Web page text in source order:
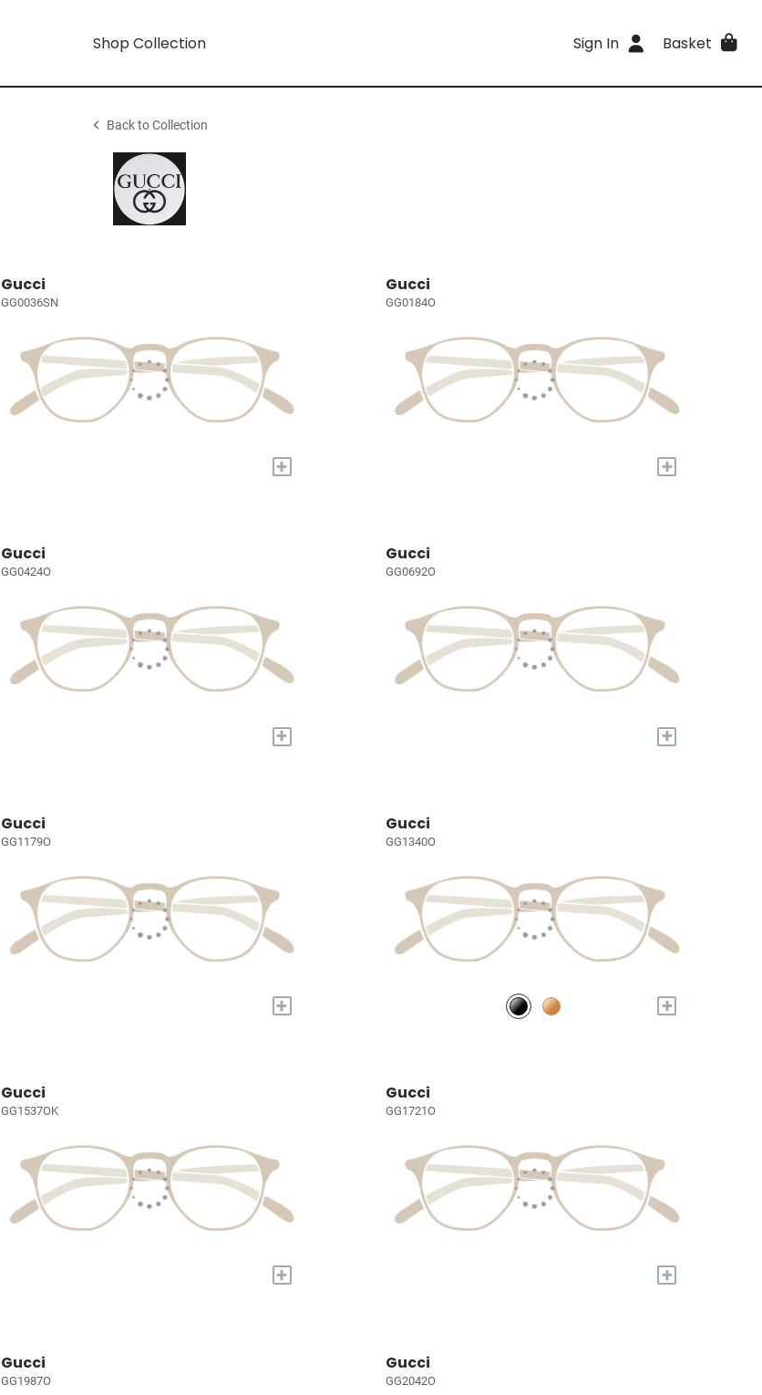
Shop Collection Sign In Basket
Back to Collection
Gucci
GG0036SN
+
Gucci
GG0184O
+
Gucci
GG0424O
+
Gucci
GG0692O
+
Gucci
GG1179O
+
Gucci
GG1340O
+
Gucci
GG1537OK
+
Gucci
GG1721O
+
Gucci
GG1987O
Gucci
GG2042O